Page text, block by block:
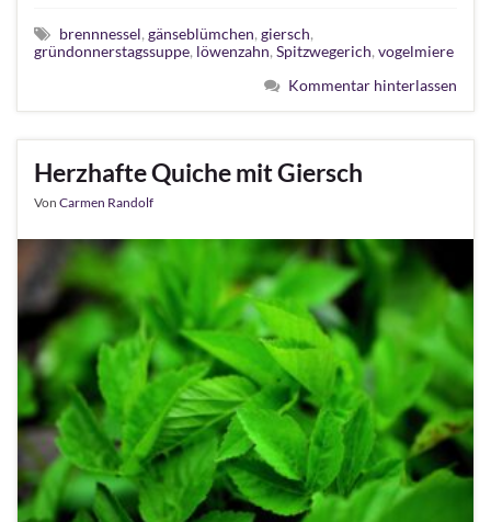
brennnessel, gänseblümchen, giersch,
gründonnerstagssuppe, löwenzahn, Spitzwegerich, vogelmiere
Kommentar hinterlassen
Herzhafte Quiche mit Giersch
Von Carmen Randolf